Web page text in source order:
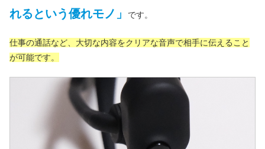
れるという優れモノ」
です。
仕事の通話など、大切な内容をクリアな音声で相手に伝えること
が可能です。